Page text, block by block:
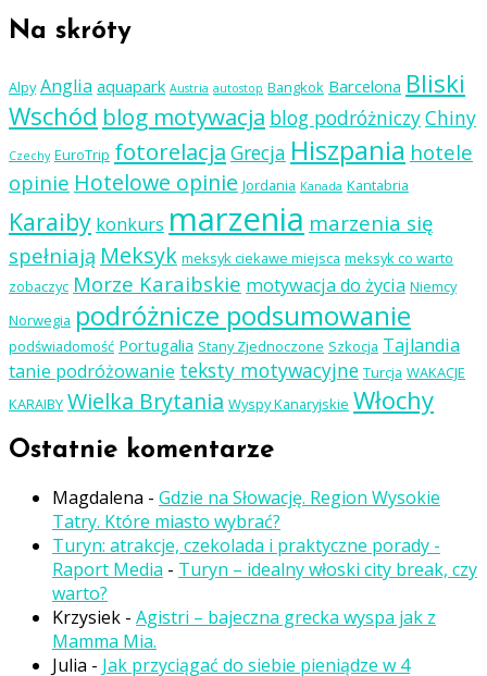
Na skróty
Alpy Anglia aquapark Austria autostop Bangkok Barcelona Bliski
Wschód blog motywacja blog podróżniczyChiny
Czechy EuroTrip fotorelacja Grecja Hiszpania hotele
opinie Hotelowe opinie Jordania Kanada Kantabria
Karaiby konkurs marzenia marzenia się
spełniają Meksyk meksyk ciekawe miejsca meksyk co warto
zobaczyc Morze Karaibskie motywacja do życia Niemcy
Norwegia podróżnicze podsumowanie
podświadomość Portugalia Stany Zjednoczone Szkocja Tajlandia
tanie podróżowanie teksty motywacyjne Turcja WAKACJE
KARAIBY Wielka Brytania Wyspy Kanaryjskie Włochy
Ostatnie komentarze
Magdalena - Gdzie na Słowację. Region Wysokie
Tatry. Które miasto wybrać?
Turyn: atrakcje, czekolada i praktyczne porady -
Raport Media - Turyn – idealny włoski city break, czy
warto?
Krzysiek - Agistri – bajeczna grecka wyspa jak z
Mamma Mia.
Julia - Jak przyciągać do siebie pieniądze w 4